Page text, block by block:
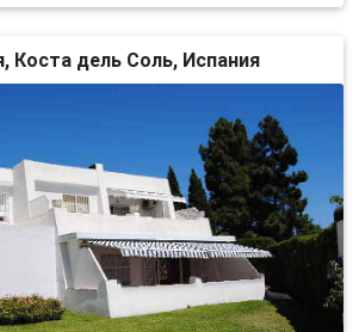
Коста дель Соль, Испания